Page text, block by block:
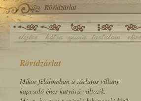
Rövidzárlat
Rövidzárlat
Mikor félálomban a zárlatos villany-
kapcsoló éhes kutyává változik.